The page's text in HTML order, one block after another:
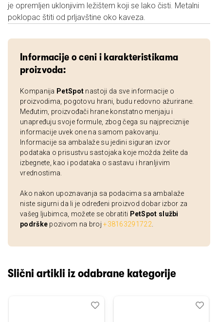
je opremljen uklonjivim ležištem koji se lako čisti. Metalni
poklopac štiti od prljavštine oko kaveza.
Informacije o ceni i karakteristikama
proizvoda:
Kompanija PetSpot nastoji da sve informacije o
proizvodima, pogotovu hrani, budu redovno ažurirane.
Međutim, proizvođači hrane konstatno menjaju i
unapređuju svoje formule, zbog čega su najpreciznije
informacije uvek one na samom pakovanju.
Informacije sa ambalaže su jedini siguran izvor
podataka o prisustvu sastojaka koje možda želite da
izbegnete, kao i podataka o sastavu i hranljivim
vrednostima.
Ako nakon upoznavanja sa podacima sa ambalaže
niste sigurni da li je određeni proizvod dobar izbor za
vašeg ljubimca, možete se obratiti PetSpot službi
podrške pozivom na broj+38163291722
Slični artikli iz odabrane kategorije
Dodaj
Uporedi